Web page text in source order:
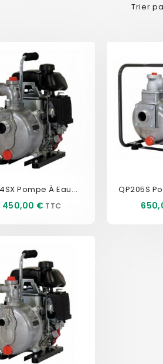
Trier
EXCLUSIVITÉ WEB !
Pompe À Eau...
Prix
450,00 €
QP205S
Prix